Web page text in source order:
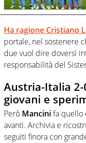
Ha ragione Cristiano
portale, nel sostenere
due vuol dire doversi
responsabilità del
Austria-Italia
giovani e
Però Mancinifa quello
avanti. Archivia e
seguiti finora con